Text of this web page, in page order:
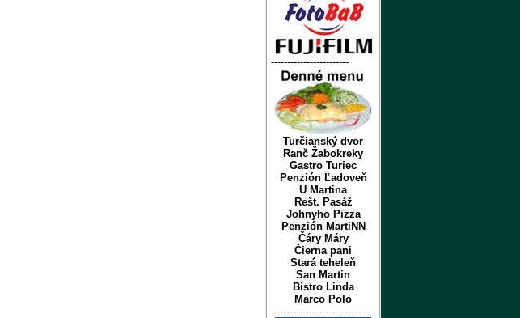
------------------------
Turčianský dvor
Ranč Žabokreky
Gastro Turiec
Penzión Ľadoveň
U Martina
Rešt. Pasáž
Johnyho Pizza
Penzión MartiNN
Čáry Máry
Čierna pani
Stará teheleň
San Martin
Bistro Linda
Marco Polo
-----------------------------